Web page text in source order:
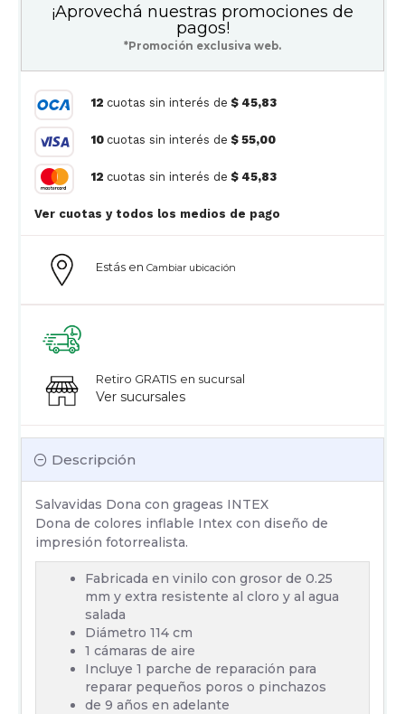
Descripción
Salvavidas Dona con grageas INTEX
Dona de colores inflable Intex con diseño de
impresión fotorrealista.
Fabricada en vinilo con grosor de 0.25
mm y extra resistente al cloro y al agua
salada
Diámetro 114 cm
1 cámaras de aire
Incluye 1 parche de reparación para
reparar pequeños poros o pinchazos
de 9 años en adelante
Estás en Cambiar ubicación
Retiro GRATIS en sucursal
Ver sucursales
¡Aprovechá nuestras promociones de
pagos!
*Promoción exclusiva web.
12 cuotas sin interés de $ 45,83
10 cuotas sin interés de $ 55,00
12 cuotas sin interés de $ 45,83
Ver cuotas y todos los medios de pago